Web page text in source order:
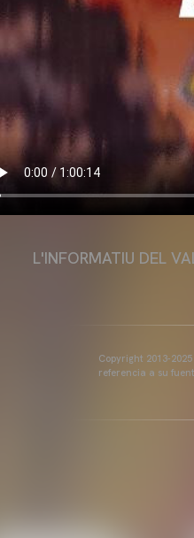
L'INFORMATIU DEL
Copyright 2013-
referencia a su